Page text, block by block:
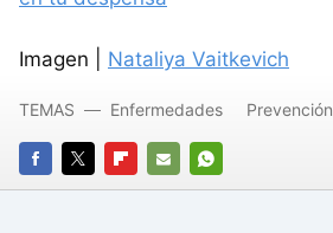
Imagen | Nataliya Vaitkevich
FACEBOOK
TWITTERFLIPBOARD
E-
WHATSAPP
TEMAS Enfermedades Prevención